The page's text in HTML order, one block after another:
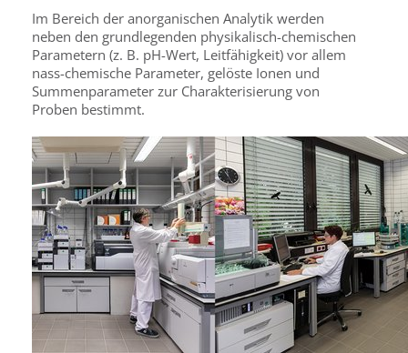
Im Bereich der anorganischen Analytik werden
neben den grundlegenden physikalisch-chemischen
Parametern (z. B. pH-Wert, Leitfähigkeit) vor allem
nass-chemische Parameter, gelöste Ionen und
Summenparameter zur Charakterisierung von
Proben bestimmt.